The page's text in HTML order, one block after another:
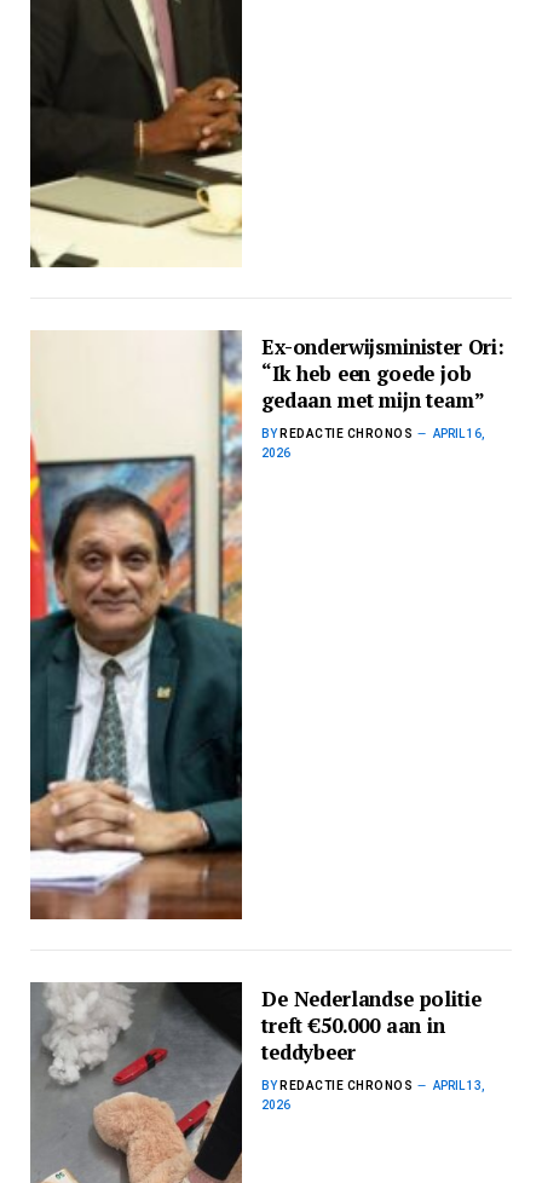
Ex-onderwijsminister Ori:
“Ik heb een goede job
gedaan met mijn team”
BY REDACTIE CHRONOS
APRIL 16,
2026
De Nederlandse politie
treft €50.000 aan in
teddybeer
BY REDACTIE CHRONOS
APRIL 13,
2026